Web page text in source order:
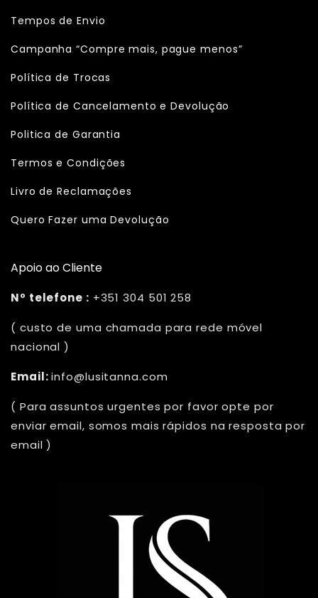
Tempos de Envio
Campanha “Compre mais, pague menos”
Política de Trocas
Política de Cancelamento e Devolução
Politica de Garantia
Termos e Condições
Livro de Reclamações
Quero Fazer uma Devolução
Apoio ao Cliente
Nº telefone : +351 304 501 258
( custo de uma chamada para rede móvel
nacional )
Email:info@lusitanna.com
( Para assuntos urgentes por favor opte por
enviar email, somos mais rápidos na resposta por
email )